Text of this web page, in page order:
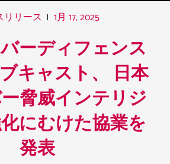
リリース 1月 17, 2025
ーディフェンス
キャスト、 日本
脅威インテリジ
にむけた協業を
発表​